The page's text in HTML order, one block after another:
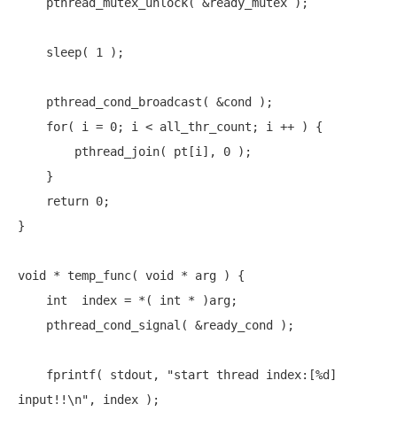
for( i = 0; i < all_thr_count; i ++ ) {
return 0;
}
void * temp_func( void
* arg ) {
int
  index = *(
int * )arg;
    fprintf( stdout,
"start thread index:[%d]
input!!\n" , index );